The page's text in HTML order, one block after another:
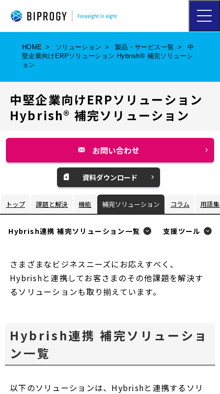
ハ
ン
ニ
ー
HOME ソリューション 製品・サービス一覧
中
堅企業向けERPソリューション Hybrish® 補完ソリューシ
ョン
中堅企業向けERPソリューション
Hybrish® 補完ソリューション
お問い合わせ
ウ
ィ
ン
ド
ウ
く
資料ダウンロード
ウ
ィ
ド
開
く
トップ 課題と解決 機能 補完ソリューション コラム 用語集
Hybrish連携 補完ソリューション一覧 支援ツール
さまざまなビジネスニーズにお応えすべく、
Hybrishと連携してお客さまのその他課題を解決す
るソリューションも取り揃えています。
Hybrish連携 補完ソリューショ
ン一覧
以下のソリューションは、Hybrishと連携するソリ